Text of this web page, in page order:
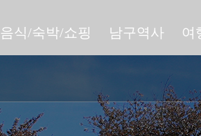
음식/숙박/쇼핑 남구역사 여